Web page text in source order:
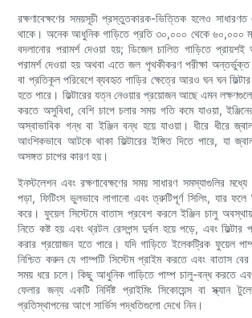
রক্ষণাবেক্ষণের সময়সূচী প্রস্তুতকারক-ভিত্তিক হলেও সাধারণত
থাকে। অনেক আধুনিক গাড়িতে প্রতি ৩০,০০০ থেকে ৬০,০০০
বদলানোর পরামর্শ দেওয়া হয়; ডিজেল চালিত গাড়িতে
পরামর্শ দেওয়া হয় অথবা এতে জল পৃথকীকরণ পরীক্ষা
বা প্রতিকূল পরিবেশে ব্যবহৃত গাড়ির ক্ষেত্রে আরও ঘন ঘন
হতে পারে। ফিল্টারের যত্ন নেওয়ার প্রয়োজন আছে এমন
করতে অসুবিধা, বেশি চাপে চলার সময় গতি কমে যাওয়া,
অস্বাভাবিক গন্ধ বা ইঞ্জিন বন্ধ হয়ে যাওয়া। ধীরে ধীরে
আংশিকভাবে আটকে থাকা ফিল্টারের ইঙ্গিত দিতে পারে, যা
অসঙ্গত চাপের কারণ হয়।
ইনস্টলেশন এবং রক্ষণাবেক্ষণের সময় সাধারণ সমস্যাগুলির
পড়া, ফিটিংস ভুলভাবে লাগানো এবং ত্রুটিপূর্ণ সিলিং, যার
করে। ফুয়েল সিস্টেমে বাতাস প্রবেশ করলে ইঞ্জিন চালু
নিতে কষ্ট হয় এবং থ্রটল রেসপন্স দুর্বল হয়ে পড়ে, এবং ফিল্টার
করার প্রয়োজন হতে পারে। যদি গাড়িতে ইলেকট্রিক ফুয়েল
নিশ্চিত করুন যে পাম্পটি সিস্টেম প্রাইম করতে এবং বাতাস
সময় ধরে চলে। কিছু আধুনিক গাড়িতে পাম্প চালু-বন্ধ করতে
ফেলার জন্য একটি নির্দিষ্ট প্রাইমিং সিকোয়েন্স বা স্ক্যান
প্রতিস্থাপনের আগে সার্ভিস পদ্ধতিগুলো দেখে নিন।